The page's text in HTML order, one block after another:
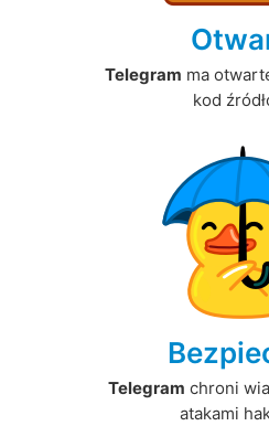
Telegram ma
kod
Telegram chroni
atakami